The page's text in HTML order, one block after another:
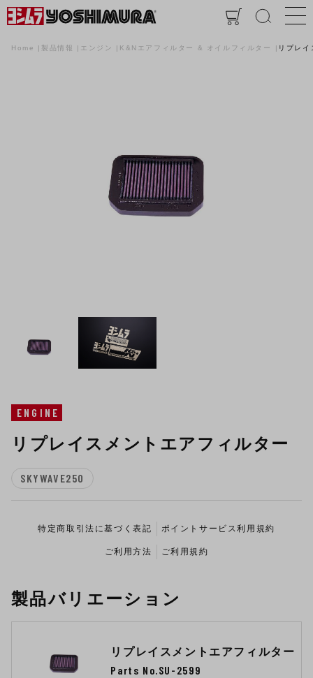
Home 製品情報 エンジン K&Nエアフィルター & オイルフィルター リプレ
ENGINE
リプレイスメントエアフィルター
SKYWAVE250
特定商取引法に基づく表記 ポイントサービス利用規約
ご利用方法 ご利用規約
製品バリエーション
リプレイスメントエアフィルター
Parts No.SU-2599